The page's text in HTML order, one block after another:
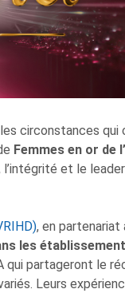
circonstances
Femmes en or de
et le
, en partenariat
les
partageront le
Leurs